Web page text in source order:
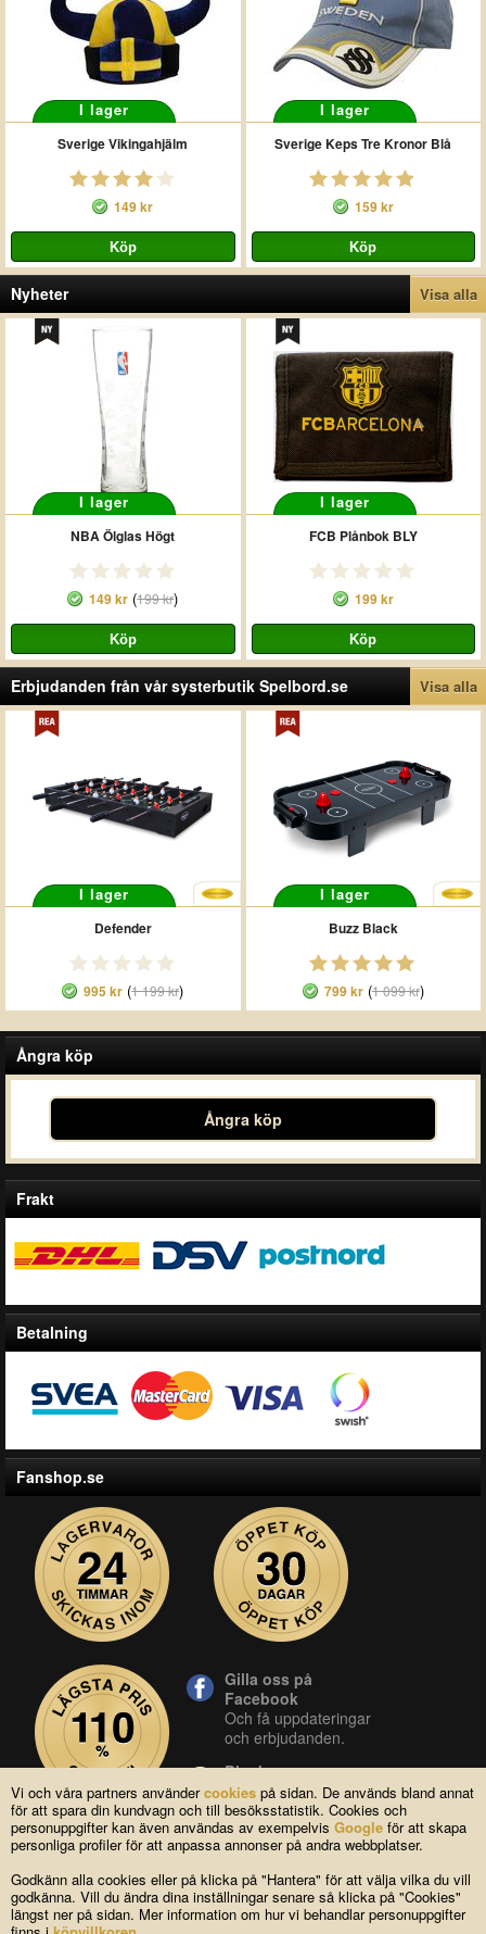
Vi och våra partners användercookies på sidan. De används bland annat
för att spara din kundvagn och till besöksstatistik. Cookies och
personuppgifter kan även användas av exempelvis Google för att skapa
personliga profiler för att anpassa annonser på andra webbplatser.
Godkänn alla cookies eller på klicka på "Hantera" för att välja vilka du vill
godkänna. Vill du ändra dina inställningar senare så klicka på "Cookies"
längst ner på sidan. Mer information om hur vi behandlar personuppgifter
I lager
Sverige Vikingahjälm
149 kr
I lager
Sverige Keps Tre Kronor Blå
159 kr
Nyheter Visa alla
I lager
NBA Ölglas Högt
149 kr (199 kr)
I lager
FCB Plånbok BLY
199 kr
Erbjudanden från vår systerbutik Spelbord.se Visa alla
I lager
Defender
995 kr (1 199 kr)
I lager
Buzz Black
799 kr(1 099 kr)
Ångra köp
Ångra köp
Frakt
Betalning
Fanshop.se
Gilla oss på
Facebook
Och få uppdateringar
och erbjudanden.
Blocket
Vår butik på blocket.
YouTube
Se våra produkter live
Copyright © 2004-2026 Lagsidan AB